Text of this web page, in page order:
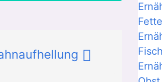
Fisch